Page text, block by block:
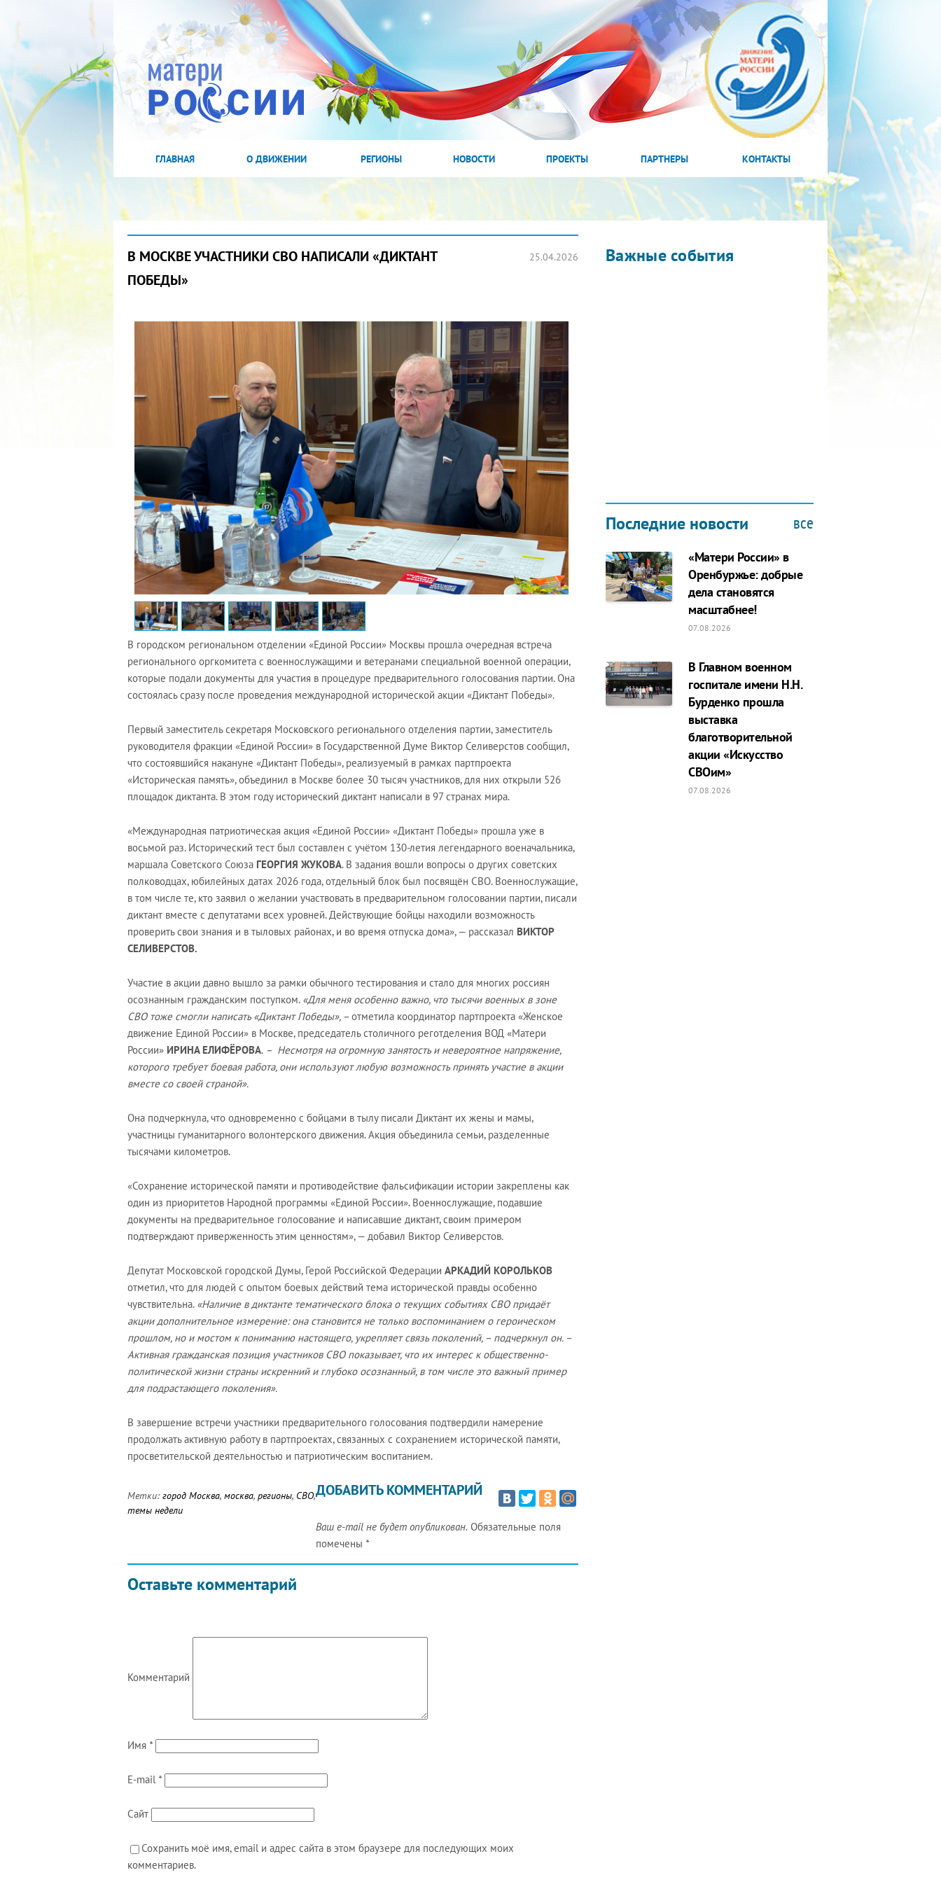
ГЛАВНАЯ О ДВИЖЕНИИ РЕГИОНЫ НОВОСТИ ПРОЕКТЫ ПАРТНЕРЫ КОНТАКТЫ
В МОСКВЕ УЧАСТНИКИ СВО НАПИСАЛИ «ДИКТАНТ
ПОБЕДЫ»
25.04.2026
В городском региональном отделении «Единой России» Москвы прошла очередная встреча
регионального оргкомитета с военнослужащими и ветеранами специальной военной операции,
которые подали документы для участия в процедуре предварительного голосования партии. Она
состоялась сразу после проведения международной исторической акции «Диктант Победы».
Первый заместитель секретаря Московского регионального отделения партии, заместитель
руководителя фракции «Единой России» в Государственной Думе Виктор Селиверстов сообщил,
что состоявшийся накануне «Диктант Победы», реализуемый в рамках партпроекта
«Историческая память», объединил в Москве более 30 тысяч участников, для них открыли 526
площадок диктанта. В этом году исторический диктант написали в 97 странах мира.
«Международная патриотическая акция «Единой России» «Диктант Победы» прошла уже в
восьмой раз. Исторический тест был составлен с учётом 130-летия легендарного военачальника,
маршала Советского Союза ГЕОРГИЯ ЖУКОВА. В задания вошли вопросы о других советских
полководцах, юбилейных датах 2026 года, отдельный блок был посвящён СВО. Военнослужащие,
в том числе те, кто заявил о желании участвовать в предварительном голосовании партии, писали
диктант вместе с депутатами всех уровней. Действующие бойцы находили возможность
проверить свои знания и в тыловых районах, и во время отпуска дома», — рассказал ВИКТОР
СЕЛИВЕРСТОВ.
Участие в акции давно вышло за рамки обычного тестирования и стало для многих россиян
осознанным гражданским поступком. «Для меня особенно важно, что тысячи военных в зоне
СВО тоже смогли написать «Диктант Победы», –отметила координатор партпроекта «Женское
движение Единой России» в Москве, председатель столичного реготделения ВОД «Матери
России» ИРИНА ЕЛИФЁРОВА. – Несмотря на огромную занятость и невероятное напряжение,
которого требует боевая работа, они используют любую возможность принять участие в акции
вместе со своей страной».
Она подчеркнула, что одновременно с бойцами в тылу писали Диктант их жены и мамы,
участницы гуманитарного волонтерского движения. Акция объединила семьи, разделенные
тысячами километров.
«Сохранение исторической памяти и противодействие фальсификации истории закреплены как
один из приоритетов Народной программы «Единой России». Военнослужащие, подавшие
документы на предварительное голосование и написавшие диктант, своим примером
подтверждают приверженность этим ценностям», — добавил Виктор Селиверстов.
Депутат Московской городской Думы, Герой Российской Федерации АРКАДИЙ КОРОЛЬКОВ
отметил, что для людей с опытом боевых действий тема исторической правды особенно
чувствительна. «Наличие в диктанте тематического блока о текущих событиях СВО придаёт
акции дополнительное измерение: она становится не только воспоминанием о героическом
прошлом, но и мостом к пониманию настоящего, укрепляет связь поколений, – подчеркнул он. –
Активная гражданская позиция участников СВО показывает, что их интерес к общественно-
политической жизни страны искренний и глубоко осознанный, в том числе это важный пример
для подрастающего поколения».
В завершение встречи участники предварительного голосования подтвердили намерение
продолжать активную работу в партпроектах, связанных с сохранением исторической памяти,
просветительской деятельностью и патриотическим воспитанием.
Метки: город Москва, москва, регионы, СВО,
темы недели
Оставьте комментарий
ДОБАВИТЬ КОММЕНТАРИЙ
Ваш e-mail не будет опубликован. Обязательные поля
помечены *
Комментарий
Имя *
E-mail *
Сайт
Сохранить моё имя, email и адрес сайта в этом браузере для последующих моих
комментариев.
Важные события
2022 ГОД ПРОВОЗГЛАШЕН ГОДОМ
МАТЕРИ В ЯКУТИИ
19.12.2021
Последние новости все
«Матери России» в
Оренбуржье: добрые
дела становятся
масштабнее!
07.08.2026
В Главном военном
госпитале имени Н.Н.
Бурденко прошла
выставка
благотворительной
акции «Искусство
СВОим»
07.08.2026